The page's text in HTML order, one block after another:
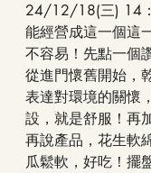
24/12/18(三) 14
能經營成這一個這
不容易！先點一個
從進門懷舊開始，
表達對環境的關懷
設，就是舒服！再
再說產品，花生軟
瓜鬆軟，好吃！擺